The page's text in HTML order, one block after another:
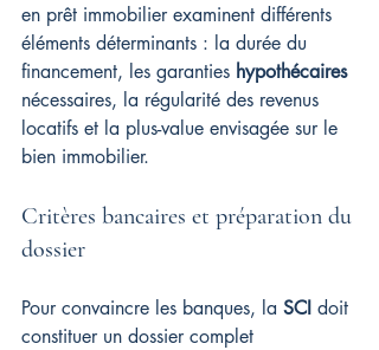
en prêt immobilier examinent différents
éléments déterminants : la durée du
financement, les garanties hypothécaires
nécessaires, la régularité des revenus
locatifs et la plus-value envisagée sur le
bien immobilier.
Critères bancaires et préparation du
dossier
Pour convaincre les banques, la SCI doit
constituer un dossier complet